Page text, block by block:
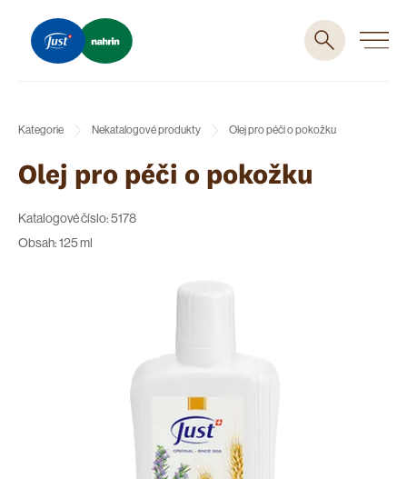
Kategorie Nekatalogové produkty Olej pro péči o pokožku
Olej pro péči o pokožku
Katalogové číslo: 5178
Obsah: 125 ml